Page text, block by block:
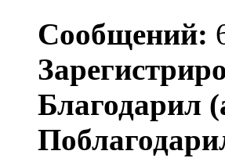
Сообщений:
Благодарил